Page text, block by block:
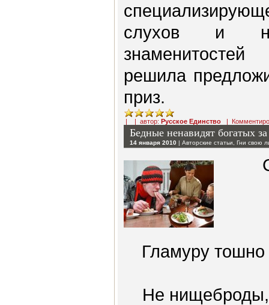
слухов и
решила
приз.
| | автор: Русское Единство |
Бедные ненавидят богатых
14 января 2010 | Авторские статьи Гни свою
Гламуру
Не нищеброды,